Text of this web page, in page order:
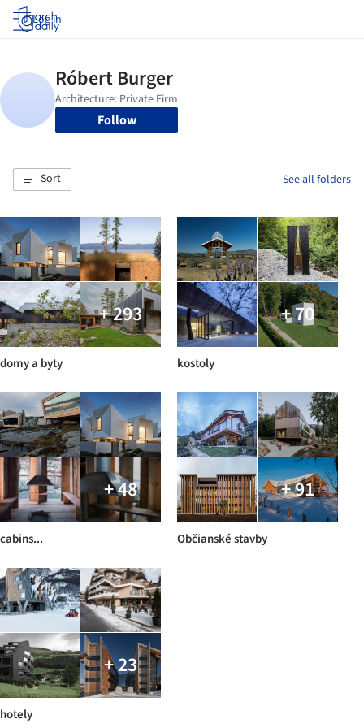
Log in
Follow
Sort See all folders
+ 293
domy a byty
+ 70
kostoly
+ 48
cabins...
+ 91
Občianské stavby
+ 23
hotely